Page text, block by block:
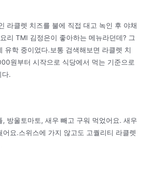
라클렛 치즈를 불에 직접 대고 녹인 후 야채
리 TMI 김정은이 좋아하는 메뉴라던데? 그
유학 중이었다.보통 검색해보면 라클렛 치
원부터 시작으로 식당에서 먹는 기준으로
다.
, 방울토마토, 새우 빼고 구워 먹었어요. 새우
요.스위스에 가지 않고도 고퀄리티 라클렛